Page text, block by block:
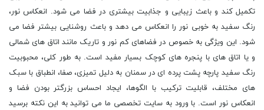
تکمیل کند و باعث زیبایی و جذابیت بیشتری در فضا می شود. انعکاس نور،
رنگ سفید به خوبی نور را انعکاس می دهد و باعث روشنایی بیشتر فضا می
شود. این ویژگی به خصوص در فضاهای کم نور و تاریک مانند اتاق های شمالی
و یا اتاق های با پنجره های کوچک بسیار مفید است. به طور کلی، محبوبیت
رنگ سفید پارچه پشت پرده ای در سمنان به دلیل تمیزی، صفا، انطباق با سبک
های مختلف، قابلیت ترکیب با الگوها، ایجاد احساس بزرگتر بودن فضا و
انعکاس نور است. با ورود به سایت تخصصی ما می توانید به این نکته برسید